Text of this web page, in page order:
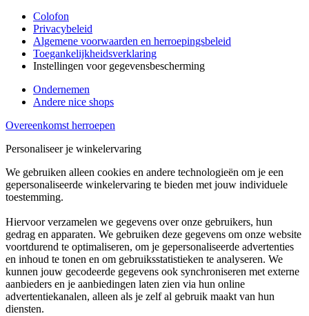
Colofon
Privacybeleid
Algemene voorwaarden en herroepingsbeleid
Toegankelijkheidsverklaring
Instellingen voor gegevensbescherming
Ondernemen
Andere nice shops
Overeenkomst herroepen
Personaliseer je winkelervaring
We gebruiken alleen cookies en andere technologieën om je een
gepersonaliseerde winkelervaring te bieden met jouw individuele
toestemming.
Hiervoor verzamelen we gegevens over onze gebruikers, hun
gedrag en apparaten. We gebruiken deze gegevens om onze website
voortdurend te optimaliseren, om je gepersonaliseerde advertenties
en inhoud te tonen en om gebruiksstatistieken te analyseren. We
kunnen jouw gecodeerde gegevens ook synchroniseren met externe
aanbieders en je aanbiedingen laten zien via hun online
advertentiekanalen, alleen als je zelf al gebruik maakt van hun
diensten.